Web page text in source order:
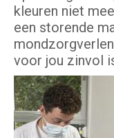
kleuren niet
een storende
voor jou zinvol